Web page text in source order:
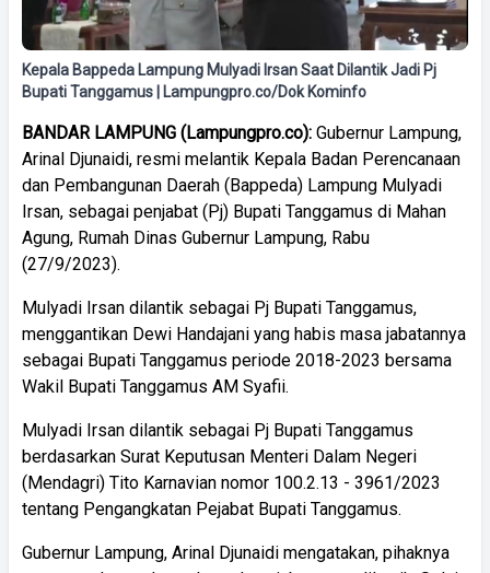
Kepala Bappeda Lampung Mulyadi Irsan Saat Dilantik Jadi Pj
Bupati Tanggamus | Lampungpro.co/Dok Kominfo
BANDAR LAMPUNG (Lampungpro.co): Gubernur Lampung,
Arinal Djunaidi, resmi melantik Kepala Badan Perencanaan
dan Pembangunan Daerah (Bappeda) Lampung Mulyadi
Irsan, sebagai penjabat (Pj) Bupati Tanggamus di Mahan
Agung, Rumah Dinas Gubernur Lampung, Rabu
(27/9/2023).
Mulyadi Irsan dilantik sebagai Pj Bupati Tanggamus,
menggantikan Dewi Handajani yang habis masa jabatannya
sebagai Bupati Tanggamus periode 2018-2023 bersama
Wakil Bupati Tanggamus AM Syafii.
Mulyadi Irsan dilantik sebagai Pj Bupati Tanggamus
berdasarkan Surat Keputusan Menteri Dalam Negeri
(Mendagri) Tito Karnavian nomor 100.2.13 - 3961/2023
tentang Pengangkatan Pejabat Bupati Tanggamus.
Gubernur Lampung, Arinal Djunaidi mengatakan, pihaknya